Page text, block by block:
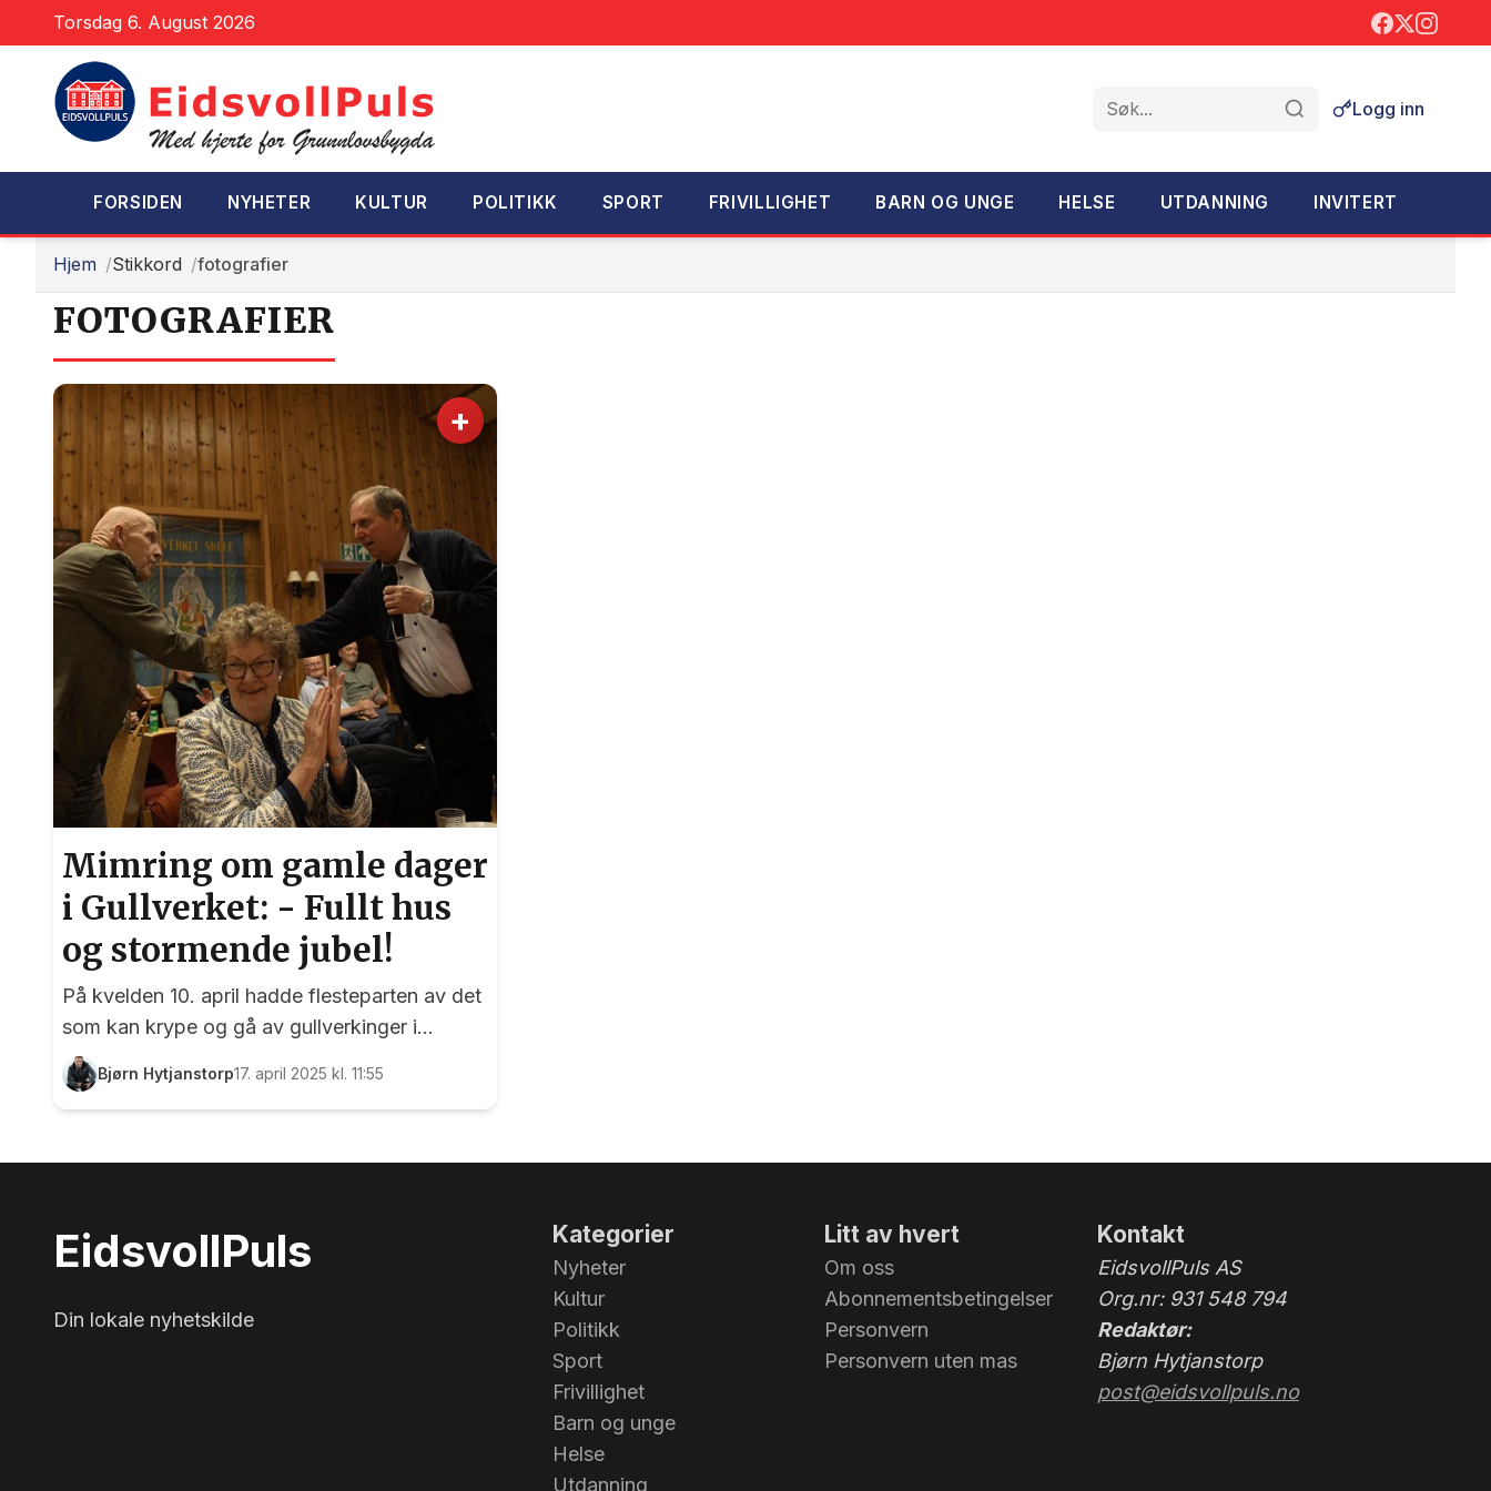
Torsdag 6. August 2026
Søk
Logg inn
FORSIDEN NYHETER KULTUR POLITIKK SPORT FRIVILLIGHET BARN OG UNGE HELSE UTDANNING INVITERT
Hjem Stikkord fotografier
FOTOGRAFIER
+
Mimring om gamle dager
i Gullverket: - Fullt hus
og stormende jubel!
På kvelden 10. april hadde flesteparten av det
som kan krype og gå av gullverkinger i
alderen over 45 tatt turen til Gullverket
samfunnshus. Ingen gullverkskveld uten et
Bjørn Hytjanstorp17. april 2025 kl. 11:55
EidsvollPuls
Din lokale nyhetskilde
Kategorier
Nyheter
Kultur
Politikk
Sport
Frivillighet
Barn og unge
Helse
Utdanning
Litt av hvert
Om oss
Abonnementsbetingelser
Personvern
Personvern uten mas
Kontakt
EidsvollPuls AS
Org.nr: 931 548 794
Redaktør:
Bjørn Hytjanstorp
post@eidsvollpuls.no